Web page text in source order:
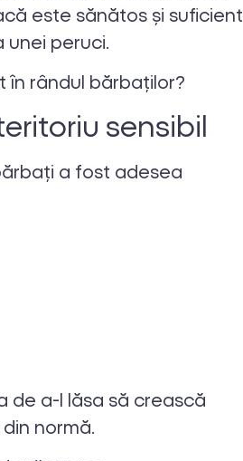
este sănătos și suficient
peruci.
în rândul bărbaților?
sensibil
a fost adesea
de a-l lăsa să crească
normă.